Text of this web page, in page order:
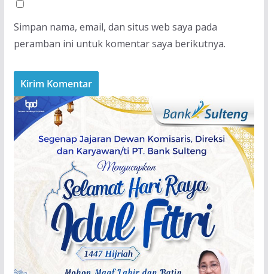
Simpan nama, email, dan situs web saya pada
peramban ini untuk komentar saya berikutnya.